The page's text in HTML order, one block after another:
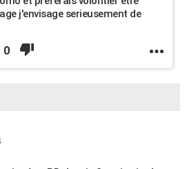
j'envisage serieusement de
0